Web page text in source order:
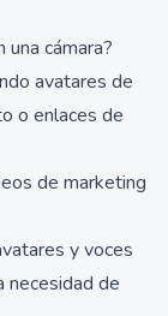
cámara?
avatares de
o enlaces de
de marketing
y voces
necesidad de